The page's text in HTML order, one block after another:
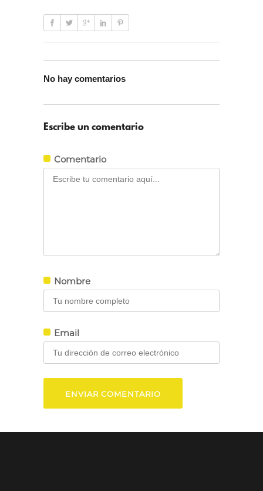
No hay comentarios
Escribe un comentario
Comentario
Nombre
Email